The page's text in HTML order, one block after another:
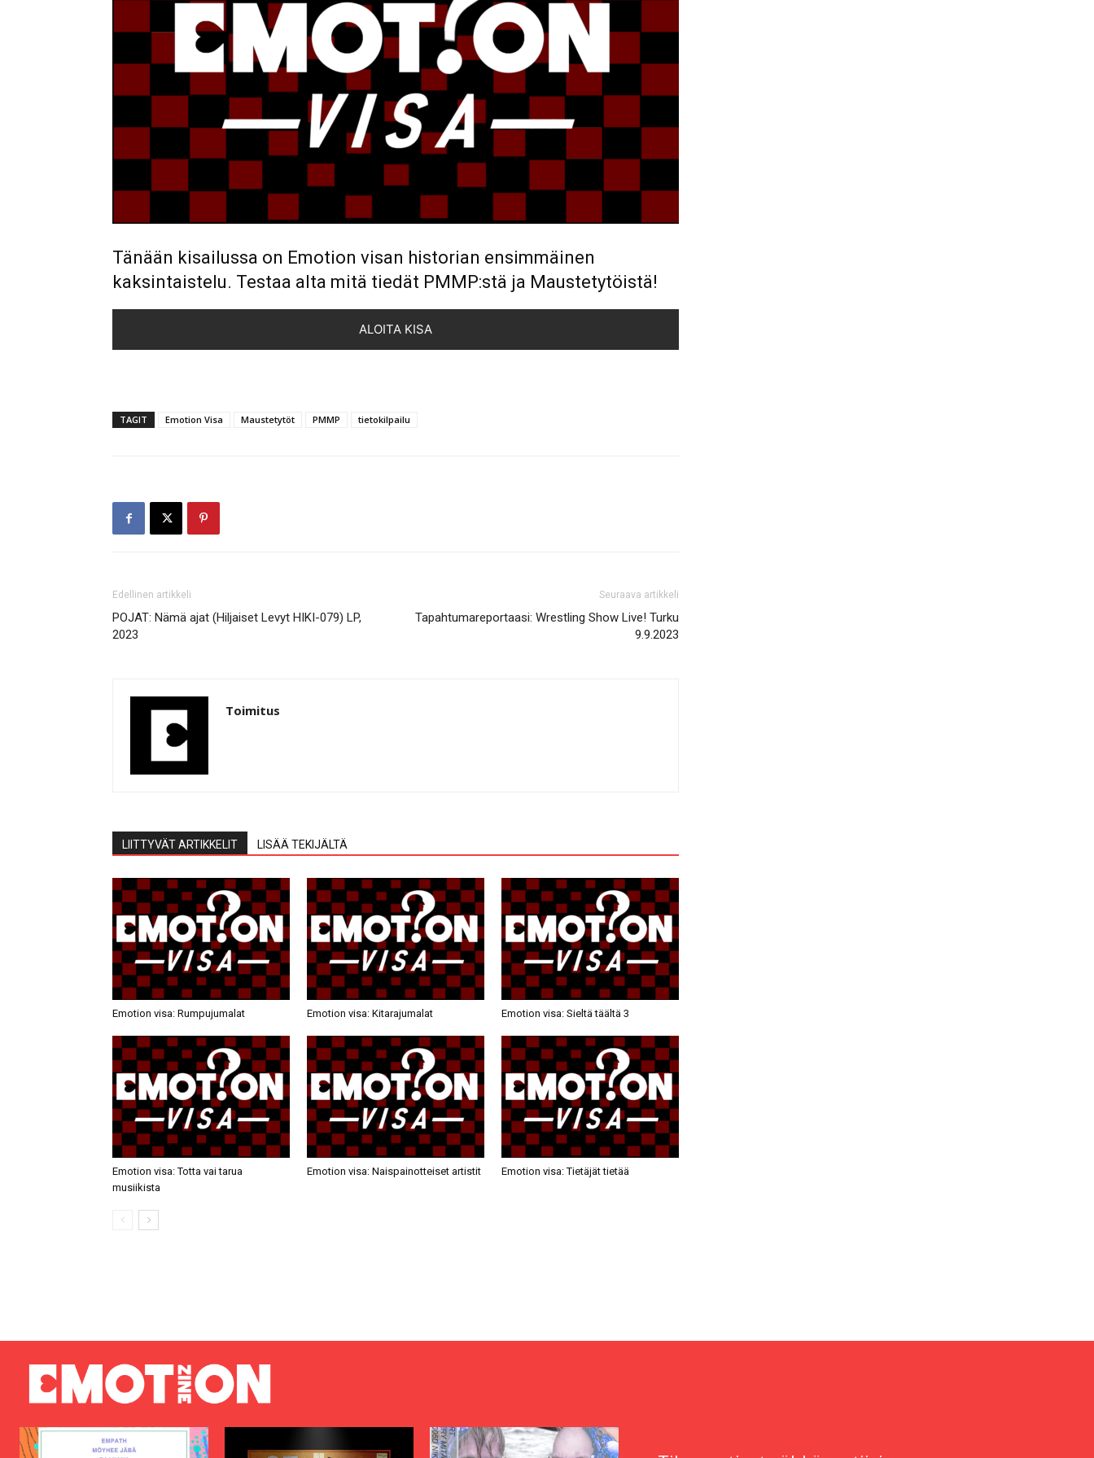
Tänään kisailussa on Emotion visan historian ensimmäinen
kaksintaistelu. Testaa alta mitä tiedät PMMP:stä ja Maustetytöistä!
ALOITA KISA
TAGIT Emotion Visa Maustetytöt PMMP tietokilpailu
Edellinen artikkeli
POJAT: Nämä ajat (Hiljaiset Levyt HIKI-079) LP,
2023
Seuraava artikkeli
Tapahtumareportaasi: Wrestling Show Live! Turku
9.9.2023
Toimitus
LIITTYVÄT ARTIKKELIT LISÄÄ TEKIJÄLTÄ
Emotion visa: Rumpujumalat Emotion visa: Kitarajumalat Emotion visa: Sieltä täältä 3
Emotion visa: Totta vai tarua
musiikista
Emotion visa: Naispainotteiset artistit Emotion visa: Tietäjät tietää